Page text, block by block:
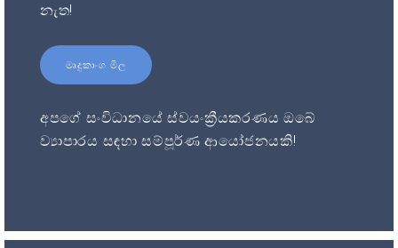
නැත!
මෘදුකාංග මිල
අපගේ සංවිධානයේ ස්වයංක්‍රීයකරණය ඔබේ
ව්‍යාපාරය සඳහා සම්පූර්ණ ආයෝජනයකි!